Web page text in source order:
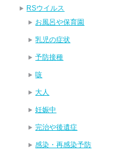
RSウイルス
お風呂や保育園
乳児の症状
予防接種
咳
大人
妊娠中
完治や後遺症
感染・再感染予防